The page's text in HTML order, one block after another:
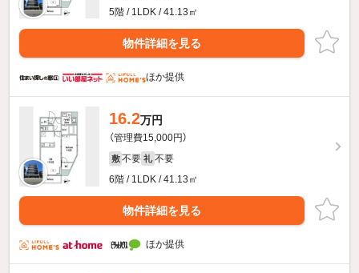
5階 / 1LDK / 41.13㎡
物件詳細を見る
ほか提供
16.2万円
（管理費15,000円）
敷 不要 礼 不要
6階 / 1LDK / 41.13㎡
物件詳細を見る
ほか提供